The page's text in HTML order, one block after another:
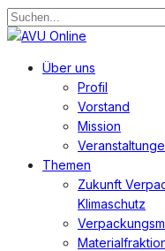
Zum
Hauptinhalt
Suche
Suchen
Menü
Über uns
Profil
Vorstand
Mission
Themen
Zukunft
Klimaschutz